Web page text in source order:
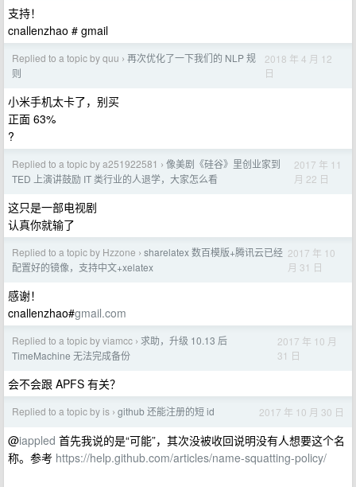
支持！
cnallenzhao # gmail
Replied to a topic by quu › 再次优化了一下我们的 NLP 规
则
2018 年 4 月 12
日
小米手机太卡了，别买
正面 63%
?
Replied to a topic by a251922581 › 像美剧《硅谷》里创业家到
TED 上演讲鼓励 IT 类行业的人退学，大家怎么看
2017 年 11
月 22 日
这只是一部电视剧
认真你就输了
Replied to a topic by Hzzone › sharelatex 数百模版+腾讯云已经
配置好的镜像，支持中文+xelatex
2017 年 10
月 31 日
感谢！
cnallenzhao#gmail.com
Replied to a topic by viamcc › 求助，升级 10.13 后
TimeMachine 无法完成备份
2017 年 10 月
31 日
会不会跟 APFS 有关？
Replied to a topic by is › github 还能注册的短 id 2017 年 10 月 30 日
@iappled 首先我说的是“可能”，其次没被收回说明没有人想要这个名
称。参考 https://help.github.com/articles/name-squatting-policy/